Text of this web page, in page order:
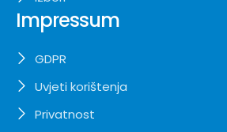
Impressum
GDPR
Uvjeti korištenja
Privatnost